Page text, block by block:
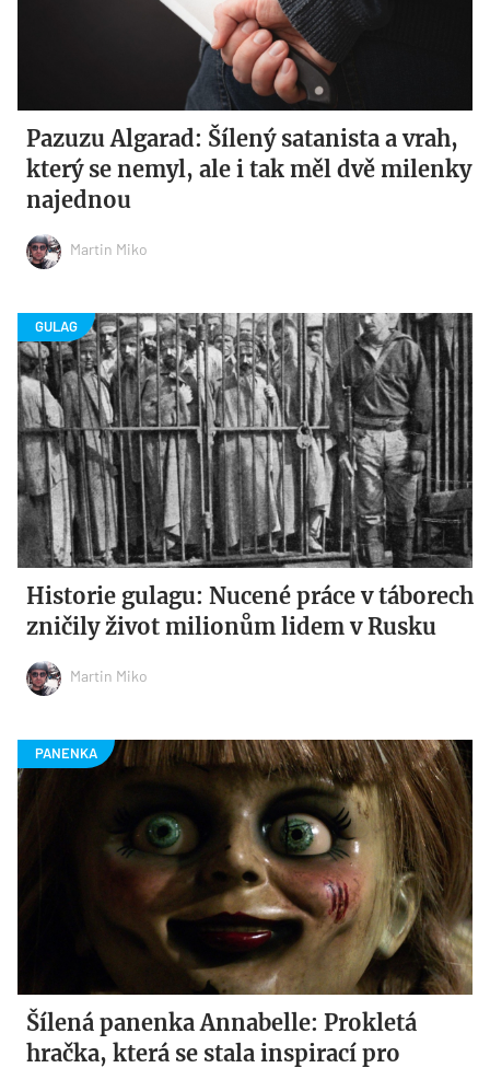
Pazuzu Algarad: Šílený satanista a vrah,
který se nemyl, ale i tak měl dvě milenky
najednou
Martin Miko
Historie gulagu: Nucené práce v táborech
zničily život milionům lidem v Rusku
Martin Miko
Šílená panenka Annabelle: Prokletá
hračka, která se stala inspirací pro